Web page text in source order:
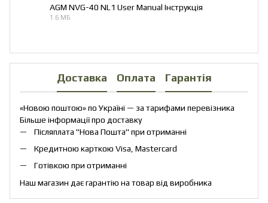
AGM NVG-40 NL1 User Manual Інструкція
1.6 МБ
Доставка Оплата Гарантія
«Новою поштою» по Україні — за тарифами перевізника
Більше інформації про доставку
Післяплата "Нова Пошта" при отриманні
Кредитною карткою Visa, Mastercard
Готівкою при отриманні
Наш магазин дає гарантію на товар від виробника